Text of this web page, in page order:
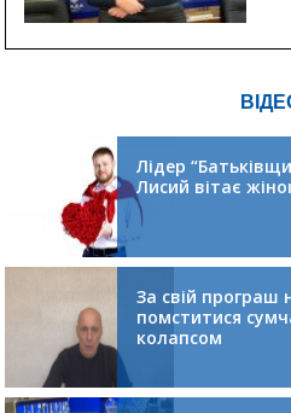
Лідер
Лисий вітає
За свій програш
помститися
колапсом